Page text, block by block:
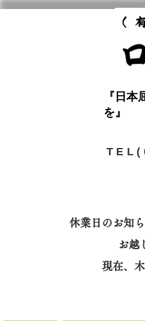
『日
を』
休業日のお知
お越
現在、